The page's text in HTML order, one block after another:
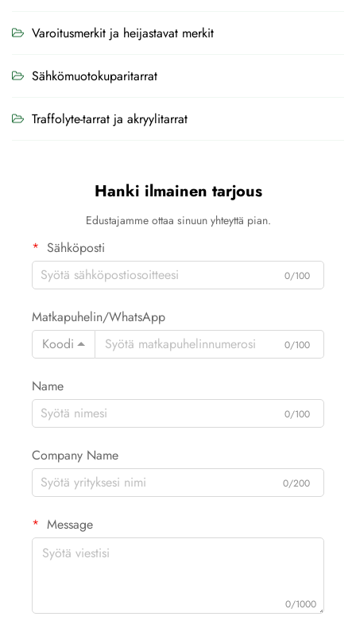
Varoitusmerkit ja heijastavat merkit
Sähkömuotokuparitarrat
Traffolyte-tarrat ja akryylitarrat
Hanki ilmainen tarjous
Edustajamme ottaa sinuun yhteyttä pian.
Sähköposti
0/100
Matkapuhelin/WhatsApp
Koodi
0/100
Name
0/100
Company Name
0/200
Message
0/1000